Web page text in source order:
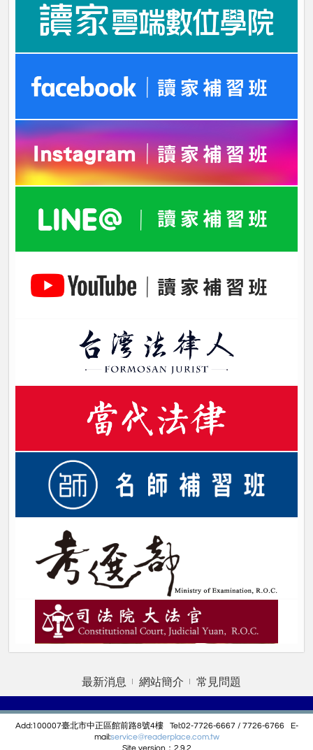
最新消息 網站簡介 常見問題
Add:100007臺北市中正區館前路8號4樓 Tel:02-7726-6667 / 7726-6766 E-
mail:service@readerplace.com.tw